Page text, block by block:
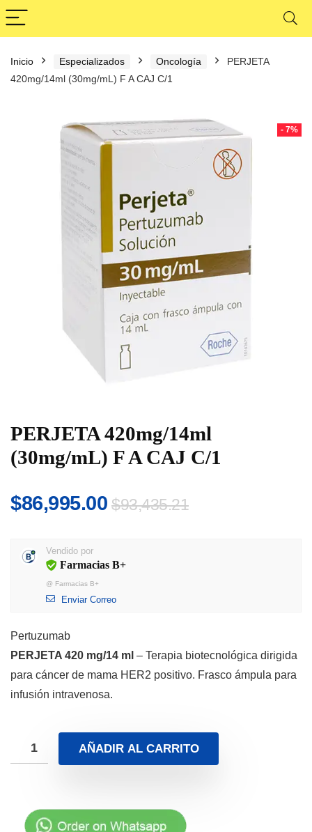
Inicio Especializados Oncología
PERJETA
420mg/14ml (30mg/mL) F A CAJ C/1
- 7%
PERJETA 420mg/14ml
(30mg/mL) F A CAJ C/1
$93,435.21El
$86,995.00
El
Vendido por
Farmacias B+
@ Farmacias B+
Enviar Correo
Pertuzumab
PERJETA 420 mg/14 ml – Terapia biotecnológica dirigida
para cáncer de mama HER2 positivo. Frasco ámpula para
infusión intravenosa.
AÑADIR AL CARRITO